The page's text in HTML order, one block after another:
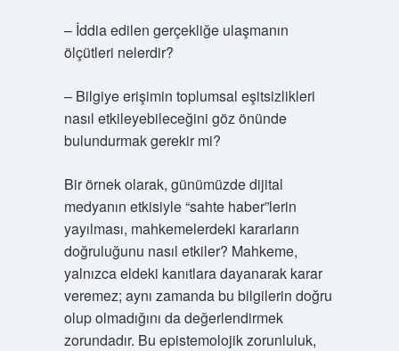
– İddia edilen gerçekliğe ulaşmanın
ölçütleri nelerdir?
– Bilgiye erişimin toplumsal eşitsizlikleri
nasıl etkileyebileceğini göz önünde
bulundurmak gerekir mi?
Bir örnek olarak, günümüzde dijital
medyanın etkisiyle “sahte haber”lerin
yayılması, mahkemelerdeki kararların
doğruluğunu nasıl etkiler? Mahkeme,
yalnızca eldeki kanıtlara dayanarak karar
veremez; aynı zamanda bu bilgilerin doğru
olup olmadığını da değerlendirmek
zorundadır. Bu epistemolojik zorunluluk,